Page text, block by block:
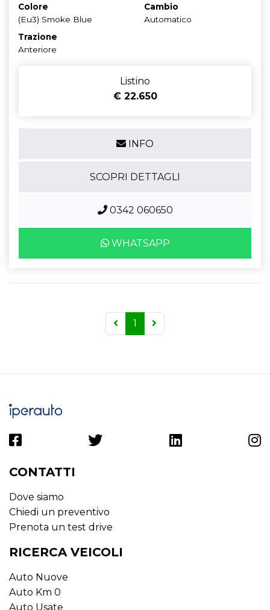
Colore
(Eu3) Smoke Blue
Cambio
Automatico
Trazione
Anteriore
Listino
€ 22.650
INFO
SCOPRI DETTAGLI
0342 060650
WHATSAPP
1
CONTATTI
Dove siamo
Chiedi un preventivo
Prenota un test drive
RICERCA VEICOLI
Auto Nuove
Auto Km 0
Auto Usate